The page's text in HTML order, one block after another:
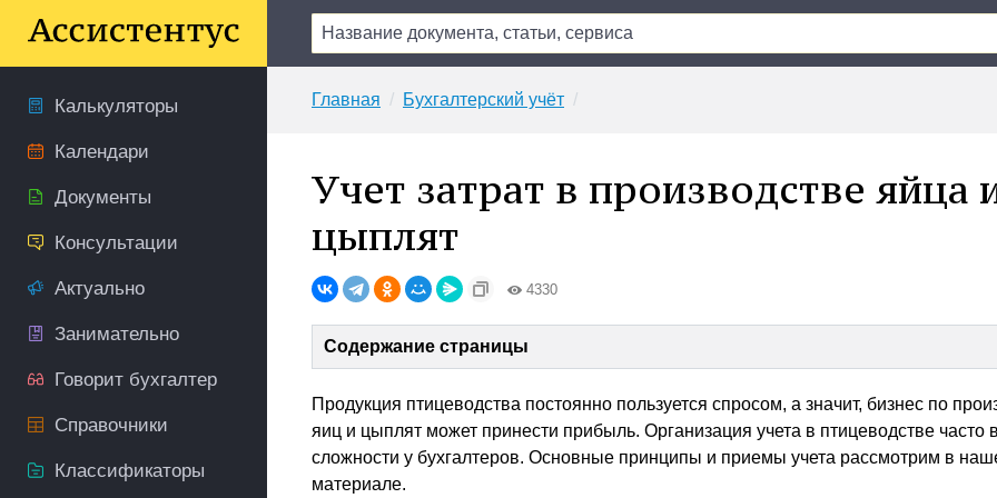
Калькуляторы
Календари
Документы
Консультации
Актуально
Занимательно
Говорит бухгалтер
Справочники
Классификаторы
Главная Бухгалтерский учёт
Учет затрат в производстве яйца
цыплят
4330
Содержание страницы
Продукция птицеводства постоянно пользуется спросом, а значит, бизнес по
яиц и цыплят может принести прибыль. Организация учета в птицеводстве часто
сложности у бухгалтеров. Основные принципы и приемы учета рассмотрим в
материале.